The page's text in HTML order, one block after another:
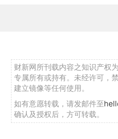
财新网所刊载内容之知识产权
专属所有或持有。未经许可，
建立镜像等任何使用。
如有意愿转载，请发邮件至
确认及授权后，方可转载。